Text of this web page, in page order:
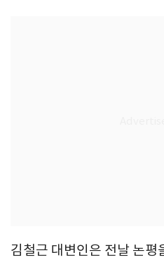
김철근 대변인은 전날 논평